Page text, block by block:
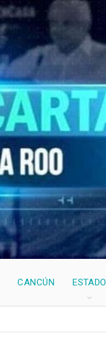
CANCÚN ESTADO